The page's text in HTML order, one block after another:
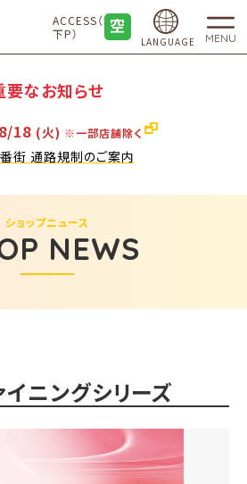
ACCESS（地
下P）
LANGUAGE MENU
要なお知らせ
8/18 (火) ※一部店舗除く
街 通路規制のご案内
NEWS
ショップニュース
イニングシリーズ